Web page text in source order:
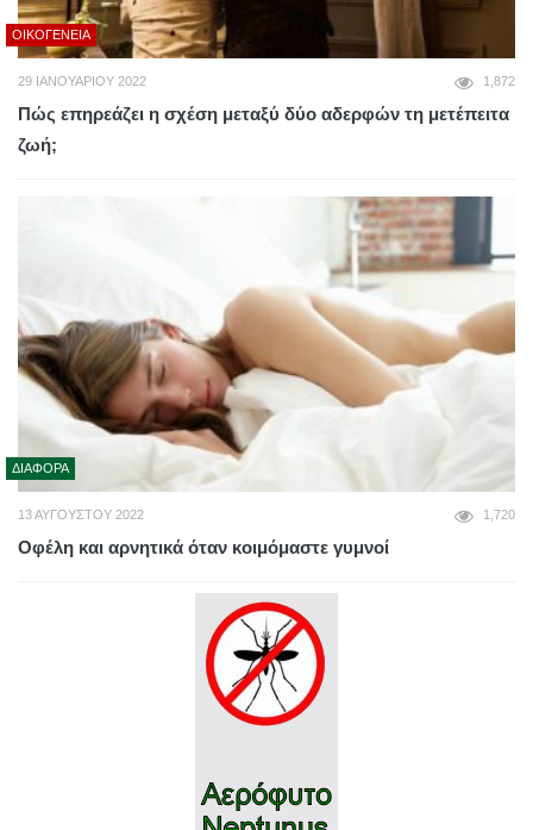
ΟΙΚΟΓΈΝΕΙΑ
29 ΙΑΝΟΥΑΡΊΟΥ 2022 1,872
Πώς επηρεάζει η σχέση μεταξύ δύο αδερφών τη μετέπειτα
ζωή;
ΔΙΆΦΟΡΑ
13 ΑΥΓΟΎΣΤΟΥ 2022 1,720
Οφέλη και αρνητικά όταν κοιμόμαστε γυμνοί